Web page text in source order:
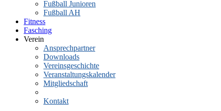
Fußball Junioren
Fußball AH
Fitness
Fasching
Verein
Ansprechpartner
Downloads
Vereinsgeschichte
Veranstaltungskalender
Mitgliedschaft
Kontakt